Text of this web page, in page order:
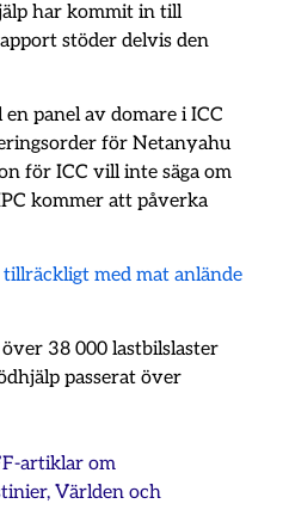
har kommit in till
stöder delvis den
panel av domare i ICC
för Netanyahu
för ICC vill inte säga om
kommer att påverka
med mat anlände
38 000 lastbilslaster
passerat över
artiklar om
, Världen och